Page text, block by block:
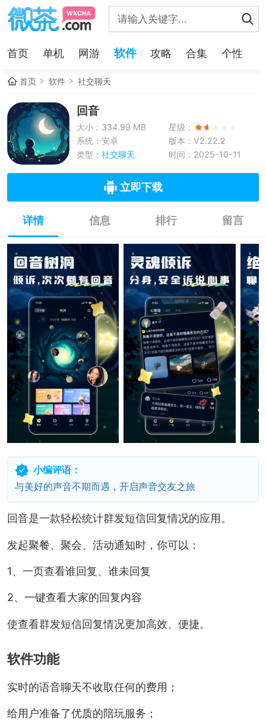
首页 单机 网游 软件 攻略 合集 个性
首页 软件 社交聊天
回音
大小：334.99 MB
星级：
系统：安卓
版本：V2.22.2
类型： 社交聊天 时间：2025-10-11
立即下载
详情 信息 排行 留言
小编评语：
与美好的声音不期而遇，开启声音交友之旅
回音是一款轻松统计群发短信回复情况的应用。
发起聚餐、聚会、活动通知时，你可以：
1、一页查看谁回复、谁未回复
2、一键查看大家的回复内容
使查看群发短信回复情况更加高效、便捷。
软件功能
实时的语音聊天不收取任何的费用；
给用户准备了优质的陪玩服务；